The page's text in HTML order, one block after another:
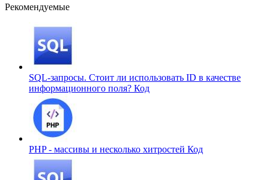
Рекомендуемые
SQL-запросы. Стоит ли использовать ID в качестве
информационного поля? Код
PHP - массивы и несколько хитростей Код